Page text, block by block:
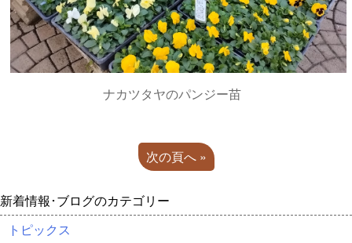
ナカツタヤのパンジー苗
次の頁へ »
新着情報･ブログのカテゴリー
トピックス